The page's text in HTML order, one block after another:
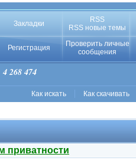
Закладки
RSS
RSS новые темы
Регистрация
Проверить личные
сообщения
268 474
Как искать Как скачивать
приватности